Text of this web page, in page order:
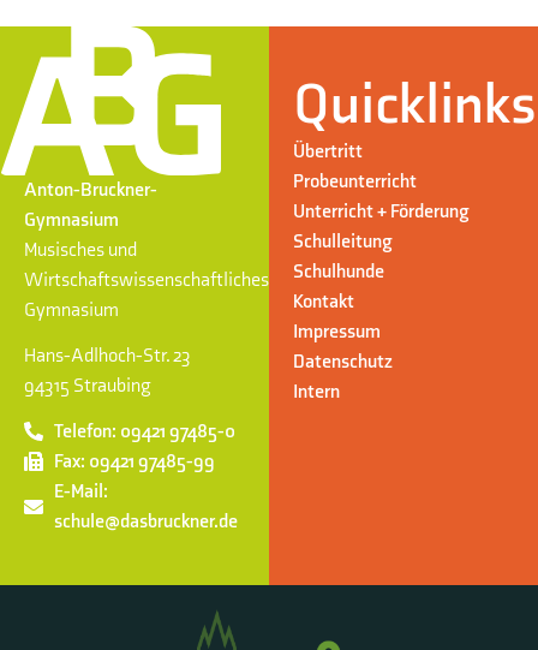
Anton-Bruckner-
Gymnasium
Musisches und
Wirtschaftswissenschaftliches
Gymnasium
Hans-Adlhoch-Str. 23
94315 Straubing
Telefon: 09421 97485-0
Fax: 09421 97485-99
E-Mail:
schule@dasbruckner.de
Quicklinks
Übertritt
Probeunterricht
Unterricht + Förderung
Schulleitung
Schulhunde
Kontakt
Impressum
Datenschutz
Intern